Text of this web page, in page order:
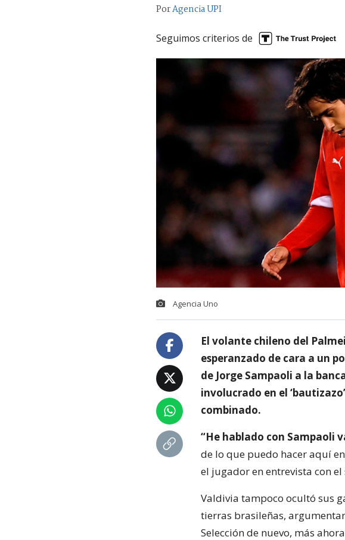
PorAgencia UPI
Seguimos criterios de
Agencia Uno
El volante chileno del
esperanzado de cara a un
de Jorge Sampaoli a la
involucrado en el
combinado.
“He hablado con Sampaoli
de lo que puedo hacer aquí
el jugador en entrevista con
Valdivia tampoco ocultó sus
tierras brasileñas,
Selección de nuevo, más